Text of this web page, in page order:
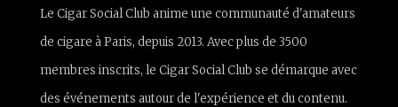
Le Cigar Social Club anime une communauté d'amateurs
de cigare à Paris, depuis 2013. Avec plus de 3500
membres inscrits, le Cigar Social Club se démarque avec
des événements autour de l'expérience et du contenu.